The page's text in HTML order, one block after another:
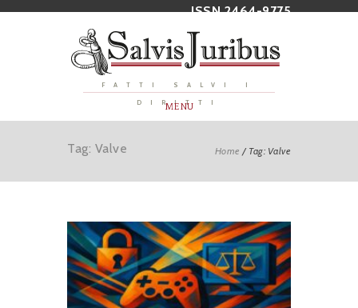
ISSN 2464-9775
FATTI SALVI I
DIRITTI
MENU
Home / Tag: Valve
Tag: Valve